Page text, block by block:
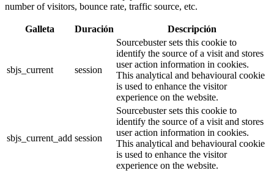
number of visitors, bounce rate, traffic source, etc.
Galleta Duración Descripción
sbjs_current session
Sourcebuster sets this cookie to
identify the source of a visit and stores
user action information in cookies.
This analytical and behavioural cookie
is used to enhance the visitor
experience on the website.
sbjs_current_add session
Sourcebuster sets this cookie to
identify the source of a visit and stores
user action information in cookies.
This analytical and behavioural cookie
is used to enhance the visitor
experience on the website.